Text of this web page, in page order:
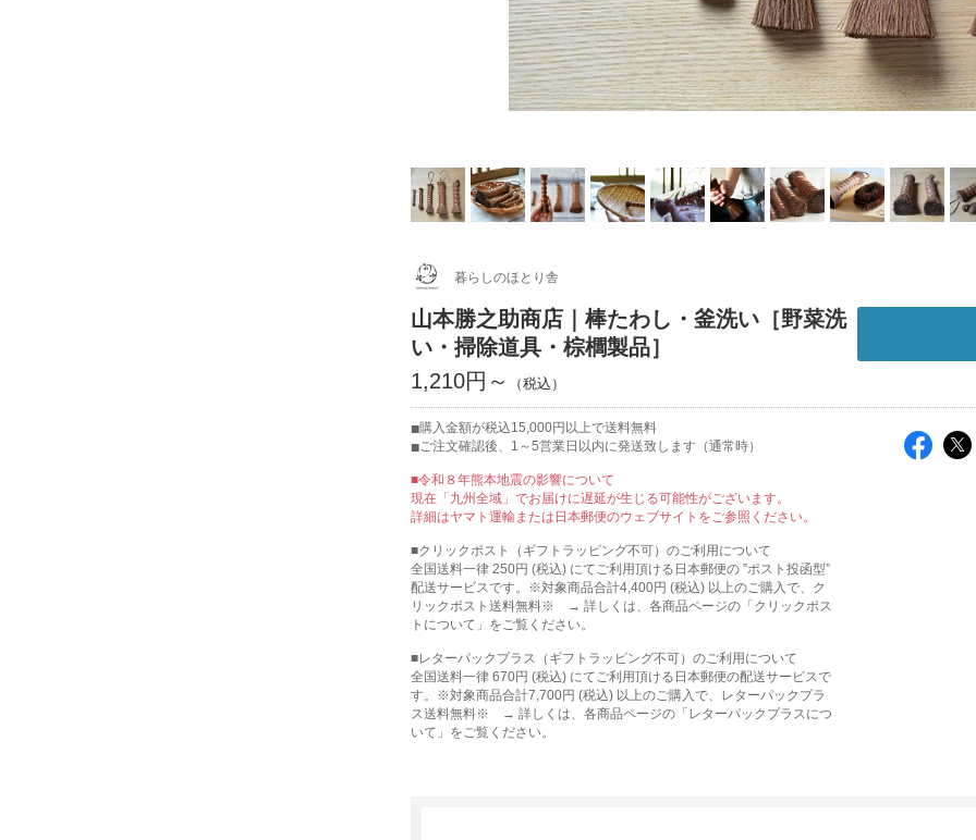
暮らしのほとり舎
山本勝之助商店｜棒たわし・釜洗い［野菜洗
い・掃除道具・棕櫚製品］
1,210円～
購入金額が税込15,000円以上で送料無料
ご注文確認後、1～5営業日以内に発送致します（通常時）
■令和８年熊本地震の影響について
現在「九州全域」でお届けに遅延が生じる可能性がございます。
詳細はヤマト運輸または日本郵便のウェブサイトをご参照ください。
■クリックポスト（ギフトラッピング不可）のご利用について
全国送料一律 250円 (税込) にてご利用頂ける日本郵便の ”ポスト投函型”
配送サービスです。※対象商品合計4,400円 (税込) 以上のご購入で、ク
リックポスト送料無料※ → 詳しくは、各商品ページの「クリックポス
トについて」をご覧ください。
■レターパックプラス（ギフトラッピング不可）のご利用について
全国送料一律 670円 (税込) にてご利用頂ける日本郵便の配送サービスで
す。※対象商品合計7,700円 (税込) 以上のご購入で、レターパックプラ
ス送料無料※ → 詳しくは、各商品ページの「レターパックプラスにつ
いて」をご覧ください。